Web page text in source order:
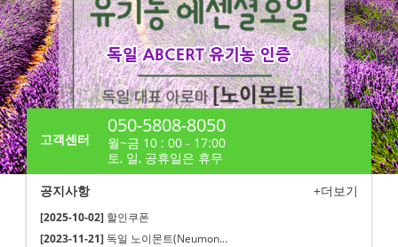
고객센터
050-5808-8050
월~금 10 : 00 - 17:00
토, 일, 공휴일은 휴무
공지사항
+더보기
[2025-10-02]할인쿠폰
[2023-11-21]독일 노이몬트(Neumon...